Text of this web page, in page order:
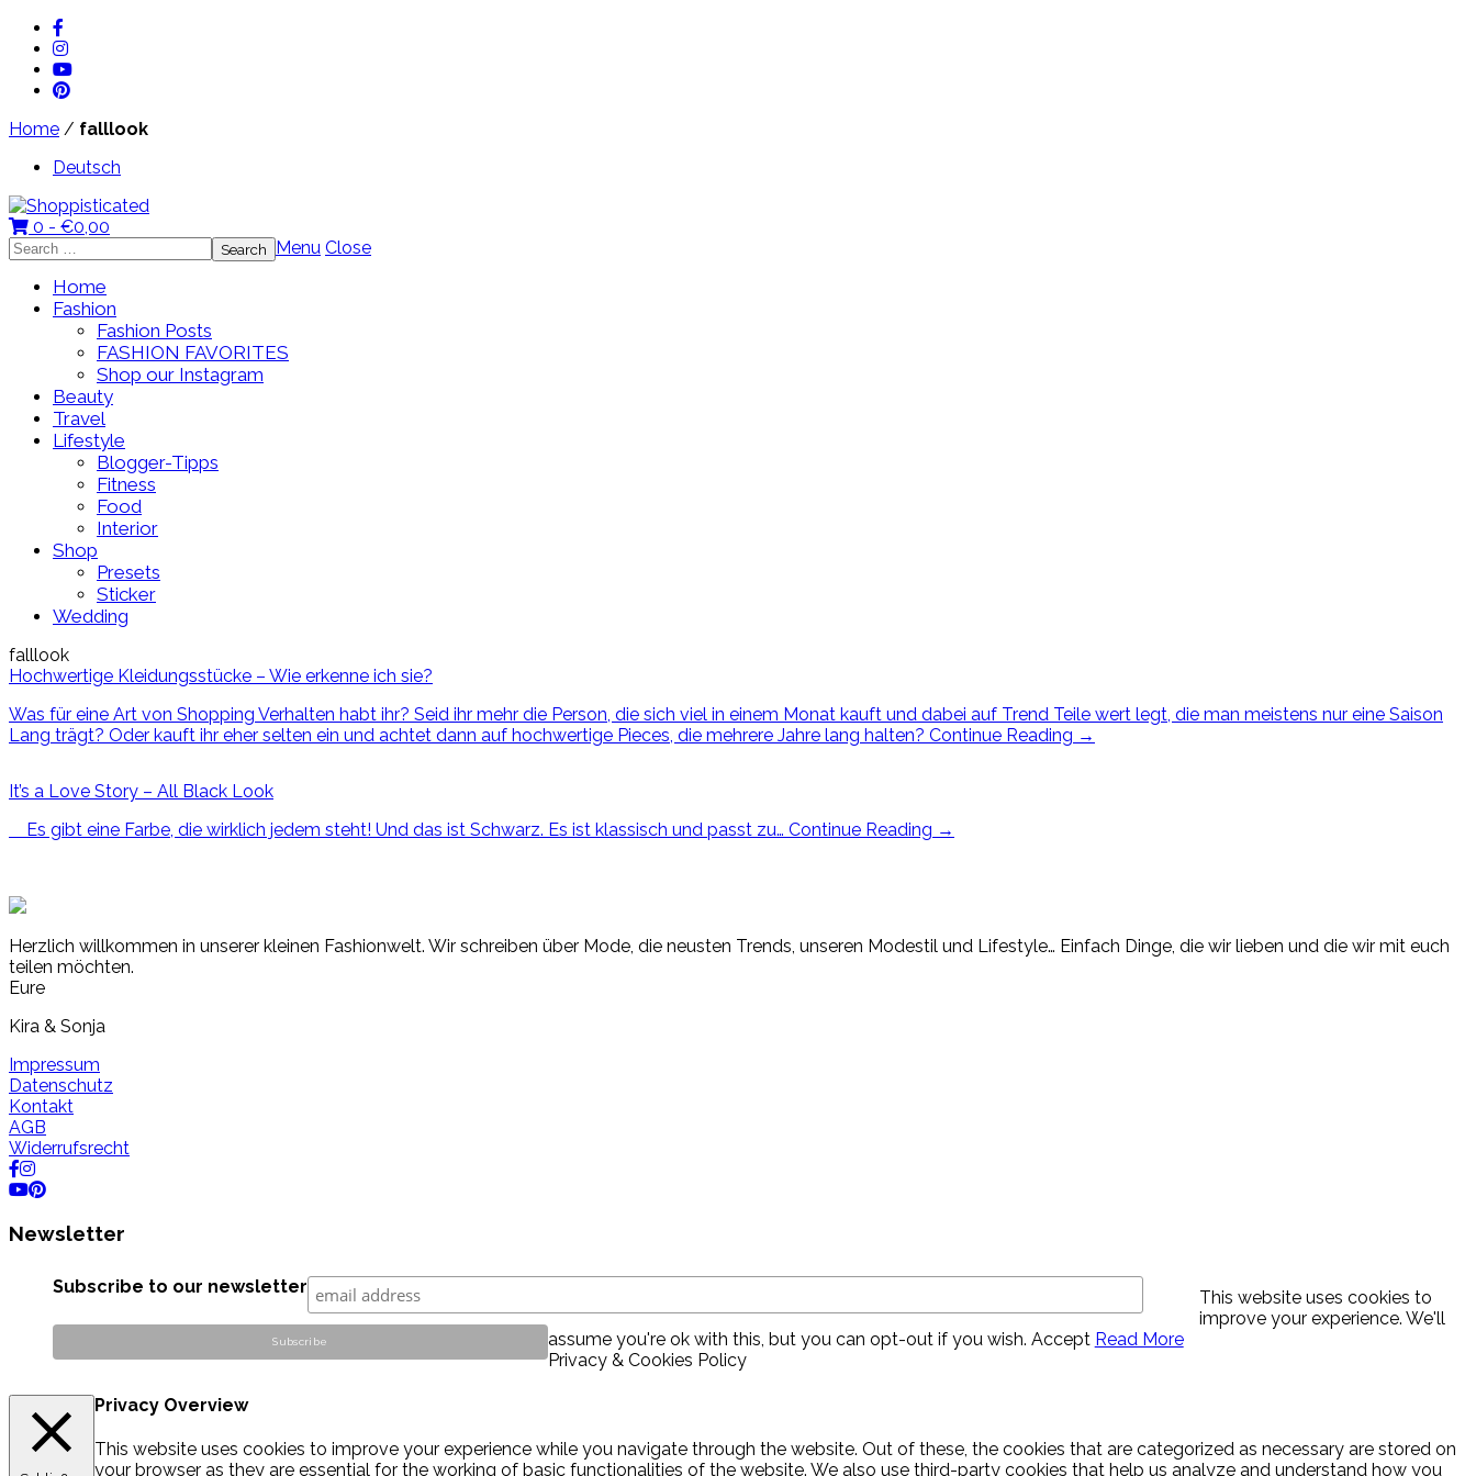
Home / falllook
Deutsch
0 - €0,00
Search
for:
Menu Close
Home
Fashion
Fashion Posts
FASHION FAVORITES
Shop our Instagram
Beauty
Travel
Lifestyle
Blogger-Tipps
Fitness
Food
Interior
Shop
Presets
Sticker
Wedding
falllook
Hochwertige Kleidungsstücke – Wie erkenne ich sie?
Was für eine Art von Shopping Verhalten habt ihr? Seid ihr mehr die Person, die sich viel in einem Monat kauft und dabei auf Trend Teile wert legt, die man meistens nur eine Saison
Lang trägt? Oder kauft ihr eher selten ein und achtet dann auf hochwertige Pieces, die mehrere Jahre lang halten? Continue Reading →
It’s a Love Story – All Black Look
Es gibt eine Farbe, die wirklich jedem steht! Und das ist Schwarz. Es ist klassisch und passt zu… Continue Reading →
Herzlich willkommen in unserer kleinen Fashionwelt. Wir schreiben über Mode, die neusten Trends, unseren Modestil und Lifestyle… Einfach Dinge, die wir lieben und die wir mit euch
teilen möchten.
Eure
Kira & Sonja
Impressum
Datenschutz
Kontakt
AGB
Widerrufsrecht
Newsletter
Subscribe to our newsletter
This website uses cookies to
improve your experience. We'll
assume you're ok with this, but you can opt-out if you wish. Accept Read More
Privacy & Cookies Policy
Privacy Overview
This website uses cookies to improve your experience while you navigate through the website. Out of these, the cookies that are categorized as necessary are stored on
your browser as they are essential for the working of basic functionalities of the website. We also use third-party cookies that help us analyze and understand how you